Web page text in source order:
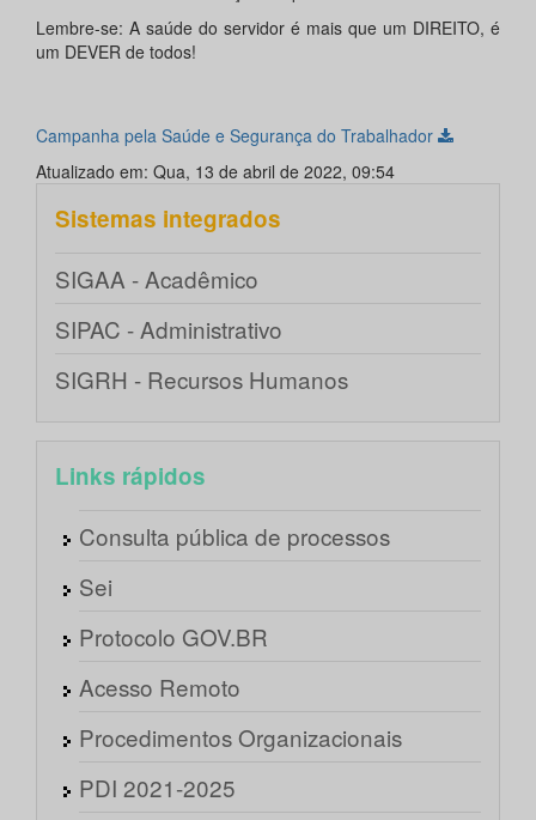
Lembre-se: A saúde do servidor é mais que um DIREITO, é
um DEVER de todos!
Campanha pela Saúde e Segurança do Trabalhador
Atualizado em: Qua, 13 de abril de 2022, 09:54
Sistemas integrados
SIGAA - Acadêmico
SIPAC - Administrativo
SIGRH - Recursos Humanos
Links rápidos
Consulta pública de processos
Sei
Protocolo GOV.BR
Acesso Remoto
Procedimentos Organizacionais
PDI 2021-2025